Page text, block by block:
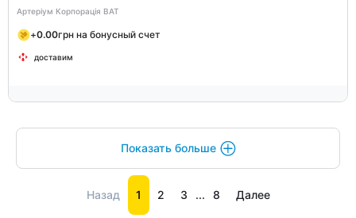
Артеріум Корпорація ВАТ
+0.00грн на бонусный счет
доставим
Показать больше
Назад 1 2 3 ... 8 Далее